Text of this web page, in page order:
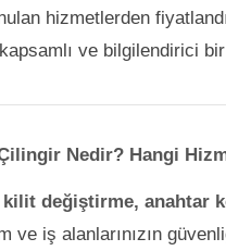
hizmetlerden
ve bilgilendirici
Nedir? Hangi
değiştirme, anahtar
ve iş alanlarınızın